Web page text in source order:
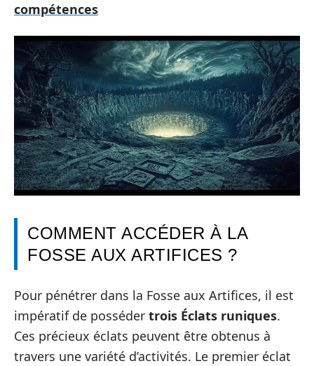
compétences
COMMENT ACCÉDER À LA
FOSSE AUX ARTIFICES ?
Pour pénétrer dans la Fosse aux Artifices, il est
impératif de posséder trois Éclats runiques.
Ces précieux éclats peuvent être obtenus à
travers une variété d’activités. Le premier éclat